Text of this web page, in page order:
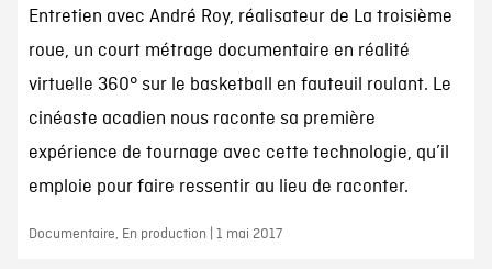
Entretien avec André Roy, réalisateur de La troisième
roue, un court métrage documentaire en réalité
virtuelle 360° sur le basketball en fauteuil roulant. Le
cinéaste acadien nous raconte sa première
expérience de tournage avec cette technologie, qu’il
emploie pour faire ressentir au lieu de raconter.
Documentaire, En production | 1 mai 2017